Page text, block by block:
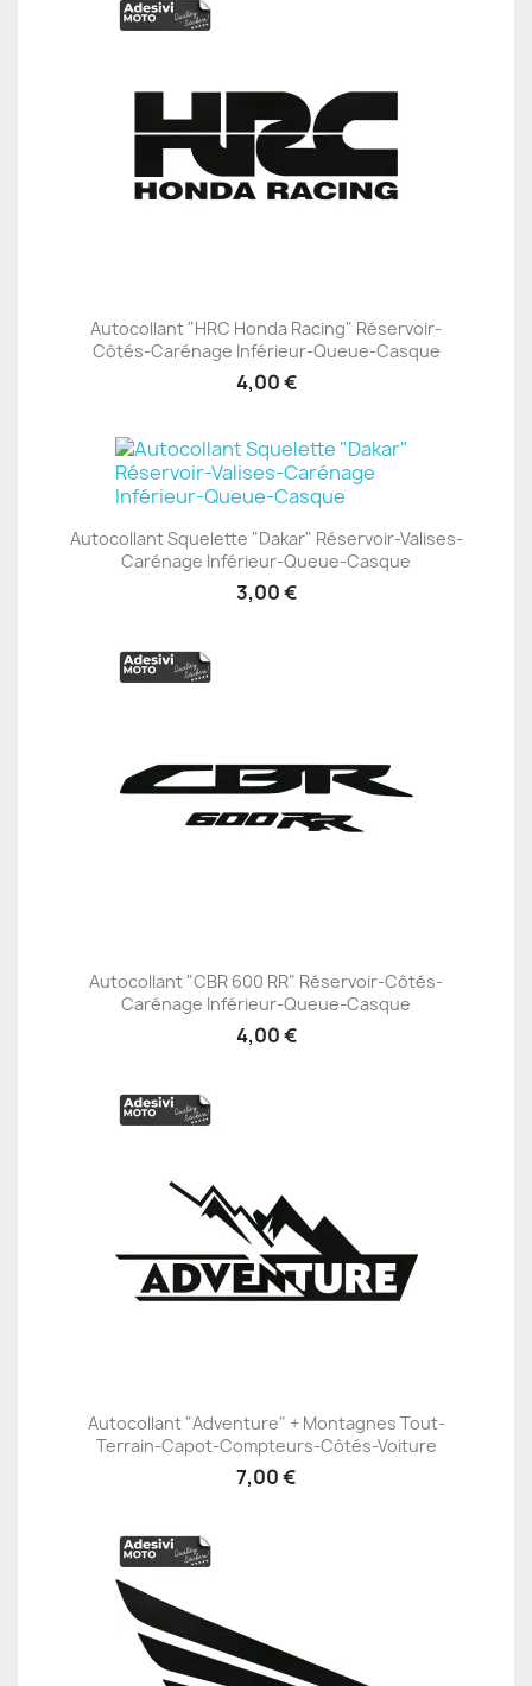
Autocollant "HRC Honda Racing" Réservoir-
Côtés-Carénage Inférieur-Queue-Casque
4,00 €
Autocollant Squelette "Dakar" Réservoir-Valises-
Carénage Inférieur-Queue-Casque
3,00 €
Autocollant "CBR 600 RR" Réservoir-Côtés-
Carénage Inférieur-Queue-Casque
4,00 €
Autocollant "Adventure" + Montagnes Tout-
Terrain-Capot-Compteurs-Côtés-Voiture
7,00 €